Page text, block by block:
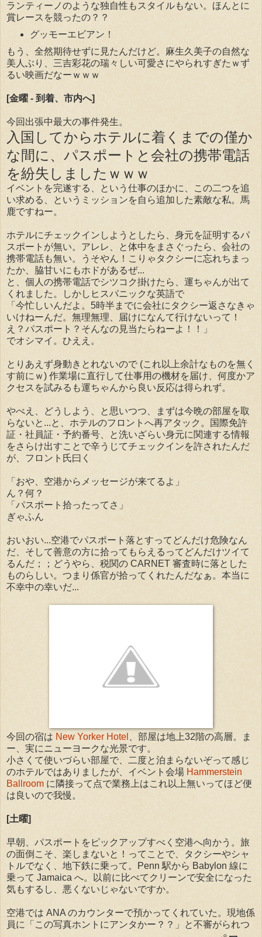
ランティーノのような独自性もスタイルもない。ほんとに
賞レースを競ったの？？
グッモーエビアン！
もう、全然期待せずに見たんだけど。麻生久美子の自然な
美人ぶり、三吉彩花の瑞々しい可愛さにやられすぎたｗず
るい映画だなーｗｗｗ
[金曜 - 到着、市内へ]
今回出張中最大の事件発生。
入国してからホテルに着くまでの僅か
な間に、パスポートと会社の携帯電話
を紛失しましたｗｗｗ
イベントを完遂する、という仕事のほかに、この二つを追
い求める、というミッションを自ら追加した素敵な私。馬
鹿ですねー。
ホテルにチェックインしようとしたら、身元を証明するパ
スポートが無い。アレレ、と体中をまさぐったら、会社の
携帯電話も無い。うそやん！こりゃタクシーに忘れちまっ
たか、脇甘いにもホドがあるぜ...
と、個人の携帯電話でシツコク掛けたら、運ちゃんが出て
くれました。しかしヒスパニックな英語で
「今忙しいんだよ。5時半までに会社にタクシー返さなきゃ
いけねーんだ。無理無理、届けになんて行けないって！
え？パスポート？そんなの見当たらねーよ！！」
でオシマイ。ひええ。
とりあえず身動きとれないので (これ以上余計なものを無く
す前にｗ) 作業場に直行して仕事用の機材を届け、何度かア
クセスを試みるも運ちゃんから良い反応は得られず。
やべえ、どうしよう、と思いつつ、まずは今晩の部屋を取
らないと...と、ホテルのフロントへ再アタック。国際免許
証・社員証・予約番号、と洗いざらい身元に関連する情報
をさらけ出すことで辛うじてチェックインを許されたんだ
が、フロント氏曰く
「おや、空港からメッセージが来てるよ」
ん？何？
「パスポート拾ったってさ」
ぎゃふん
おいおい...空港でパスポート落とすってどんだけ危険なん
だ、そして善意の方に拾ってもらえるってどんだけツイて
るんだ；；どうやら、税関の CARNET 審査時に落とした
ものらしい。つまり係官が拾ってくれたんだなぁ。本当に
不幸中の幸いだ...
今回の宿は New Yorker Hotel
、部屋は地上32階の高層。ま
ー、実にニューヨークな光景です。
小さくて使いづらい部屋で、二度と泊まらないぞって感じ
のホテルではありましたが、イベント会場 Hammerstein
Ballroom に隣接って点で業務上はこれ以上無いってほど便
は良いので我慢。
[土曜]
早朝、パスポートをピックアップすべく空港へ向かう。旅
の面倒こそ、楽しまないと！ってことで、タクシーやシャ
トルでなく、地下鉄に乗って。Penn 駅から Babylon 線に
乗って Jamaica へ。以前に比べてクリーンで安全になった
気もするし、悪くないじゃないですか。
空港では ANA のカウンターで預かってくれていた。現地係
員に「この写真ホントにアンタかー？？」と不審がられつ